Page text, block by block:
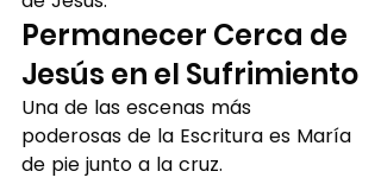
Permanecer Cerca de
Jesús en el Sufrimiento
Una de las escenas más
poderosas de la Escritura es María
de pie junto a la cruz.